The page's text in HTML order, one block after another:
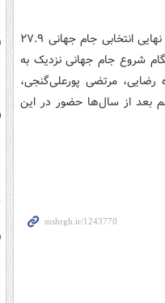
میانگین سنی تیم ملی برای دیدار با عراق و در آستانه شروع دور نهایی انتخابی جام جهانی ۲۷.۹
شروع جام جهانی نزدیک به
رضایی، مرتضی ‌پورعلی‌گنجی،
بعد از سال‌ها حضور در این